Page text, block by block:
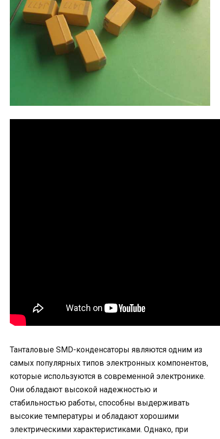
Танталовые SMD-конденсаторы являются одним из
самых популярных типов электронных компонентов,
которые используются в современной электронике.
Они обладают высокой надежностью и
стабильностью работы, способны выдерживать
высокие температуры и обладают хорошими
электрическими характеристиками. Однако, при